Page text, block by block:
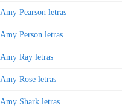
Pearson letras
Person letras
Ray letras
Rose letras
Shark letras